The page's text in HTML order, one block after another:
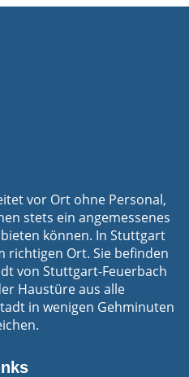
vor Ort ohne Personal,
stets ein angemessenes
können. In Stuttgart
richtigen Ort. Sie befinden
von Stuttgart-Feuerbach
Haustüre aus alle
in wenigen Gehminuten